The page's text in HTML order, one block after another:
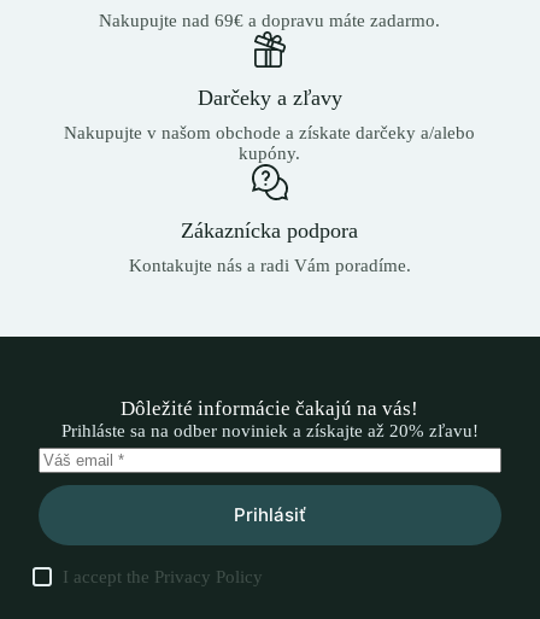
Nakupujte nad 69€ a dopravu máte zadarmo.
Darčeky a zľavy
Nakupujte v našom obchode a získate darčeky a/alebo
kupóny.
Zákaznícka podpora
Kontakujte nás a radi Vám poradíme.
Dôležité informácie čakajú na vás!
Prihláste sa na odber noviniek a získajte až 20% zľavu!
Prihlásiť
I accept the Privacy Policy